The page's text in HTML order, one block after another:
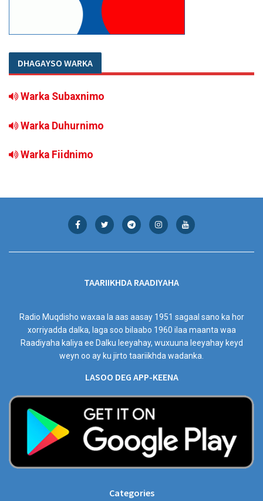
DHAGAYSO WARKA
Warka Subaxnimo
Warka Duhurnimo
Warka Fiidnimo
TAARIIKHDA RAADIYAHA
Radio Muqdisho waxaa la aas aasay 1951 sagaal sano ka hor
xorriyadda dalka, laga soo bilaabo 1960 ilaa maanta waa
Raadiyaha kaliya ee Dalku leeyahay, wuxuuna leeyahay keyd
weyn oo ay ku jirto taariikhda wadanka.
LASOO DEG APP-KEENA
Categories